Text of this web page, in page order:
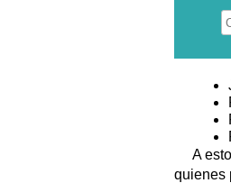
A
quienes